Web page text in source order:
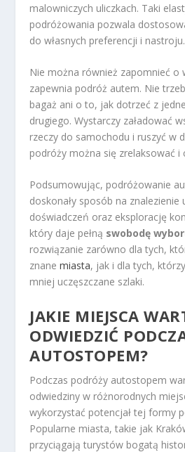
malowniczych uliczkach. Taki
podróżowania pozwala
do własnych preferencji i nastroju.
Nie można również zapomnieć o
zapewnia podróż autem. Nie
bagaż ani o to, jak dotrzeć z
drugiego. Wystarczy załadować
rzeczy do samochodu i ruszyć w
podróży można się zrelaksować i
Podsumowując, podróżowanie
doskonały sposób na znalezienie
doświadczeń oraz eksplorację
który daje pełną swobodę
rozwiązanie zarówno dla tych,
znanemiasta, jak i dla tych,
mniej uczęszczane szlaki.
JAKIE MIEJSCA
ODWIEDZIĆ
AUTOSTOPEM?
Podczas podróży autostopem
odwiedziny w różnorodnych
wykorzystać potencjał tej formy
Popularne miasta, takie jak
przyciągają turystów bogatą